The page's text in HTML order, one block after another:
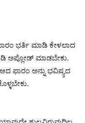
ಭರ್ತಿ ಮಾಡಿ ಕೇಳಲಾದ
ಅಪ್ಲೋಡ್ ಮಾಡಬೇಕು.
ಫಾರಂ ಅನ್ನು ಭವಿಷ್ಯದ